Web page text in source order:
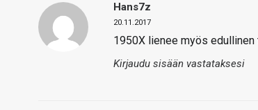
Hans7z
20.11.2017
1950X lienee myös edullinen
Kirjaudu sisään vastataksesi